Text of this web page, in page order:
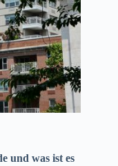
und was ist es